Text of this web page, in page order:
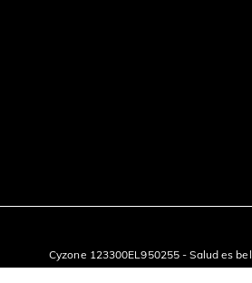
Cyzone 123300EL950255 - Salud es